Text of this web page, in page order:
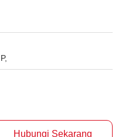
Hubungi Sekarang